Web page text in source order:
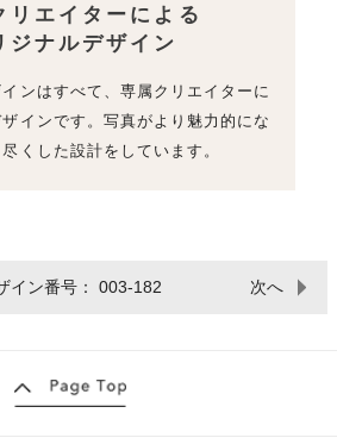
リエイターによる
ジナルデザイン
ンはすべて、専属クリエイターに
インです。写真がより魅力的にな
くした設計をしています。
イン番号： 003-182 次へ